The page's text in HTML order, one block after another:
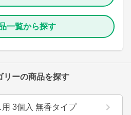
一覧から探す
リーの商品を探す
3個入 無香タイプ